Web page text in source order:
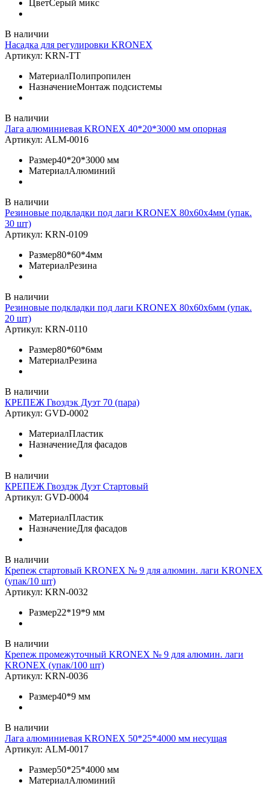
ЦветСерый микс
В наличии
Насадка для регулировки KRONEX
Артикул: KRN-TT
МатериалПолипропилен
НазначениеМонтаж подсистемы
В наличии
Лага алюминиевая KRONEX 40*20*3000 мм опорная
Артикул: ALM-0016
Размер40*20*3000 мм
МатериалАлюминий
В наличии
Резиновые подкладки под лаги KRONEX 80х60х4мм (упак.
30 шт)
Артикул: KRN-0109
Размер80*60*4мм
МатериалРезина
В наличии
Резиновые подкладки под лаги KRONEX 80х60х6мм (упак.
20 шт)
Артикул: KRN-0110
Размер80*60*6мм
МатериалРезина
В наличии
КРЕПЕЖ Гвоздэк Дуэт 70 (пара)
Артикул: GVD-0002
МатериалПластик
НазначениеДля фасадов
В наличии
КРЕПЕЖ Гвоздэк Дуэт Стартовый
Артикул: GVD-0004
МатериалПластик
НазначениеДля фасадов
В наличии
Крепеж стартовый KRONEX № 9 для алюмин. лаги KRONEX
(упак/10 шт)
Артикул: KRN-0032
Размер22*19*9 мм
В наличии
Крепеж промежуточный KRONEX № 9 для алюмин. лаги
KRONEX (упак/100 шт)
Артикул: KRN-0036
Размер40*9 мм
В наличии
Лага алюминиевая KRONEX 50*25*4000 мм несущая
Артикул: ALM-0017
Размер50*25*4000 мм
МатериалАлюминий